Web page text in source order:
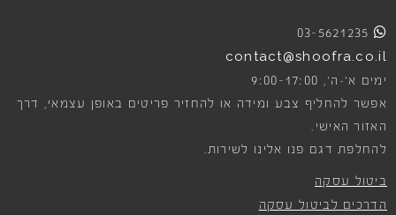
03-5621235
contact@shoofra.co.il
ימים א׳-ה׳, 9:00-17:00
אפשר להחליף צבע ומידה או להחזיר פריטים באופן עצמאי, דרך
האזור האישי.
להחלפת דגם פנו אלינו לשירות.
ביטול עסקה
הדרכים לביטול עסקה